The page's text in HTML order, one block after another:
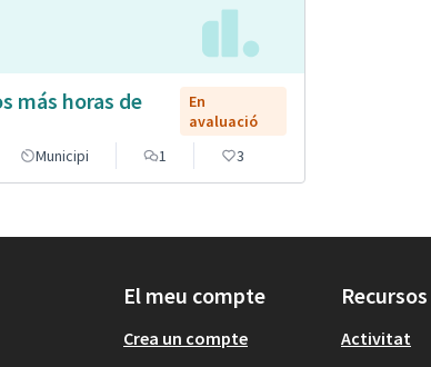
más horas de
En
avaluació
Municipi 1 3
El meu compte
Crea un compte
Recursos
Activitat